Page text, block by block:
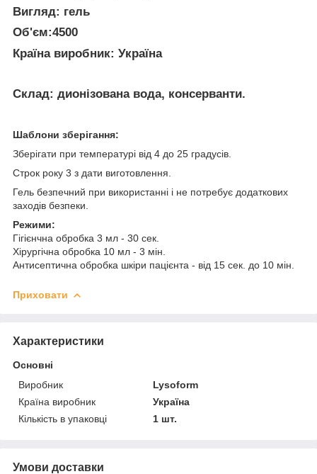
Вигляд: гель
Об'єм:4500
Країна виробник: Україна
Склад: дионізована вода, консерванти.
Шаблони зберігання:
Зберігати при температурі від 4 до 25 градусів.
Строк року 3 з дати виготовлення.
Гель безпечний при використанні і не потребує додаткових
заходів безпеки.
Режими:
Гігієнчна обробка 3 мл - 30 сек.
Хірургічна обробка 10 мл - 3 мін.
Антисептична обробка шкіри пацієнта - від 15 сек. до 10 мін.
Приховати
Характеристики
Основні
Виробник
Lysoform
Країна виробник
Україна
Кількість в упаковці
1 шт.
Умови доставки